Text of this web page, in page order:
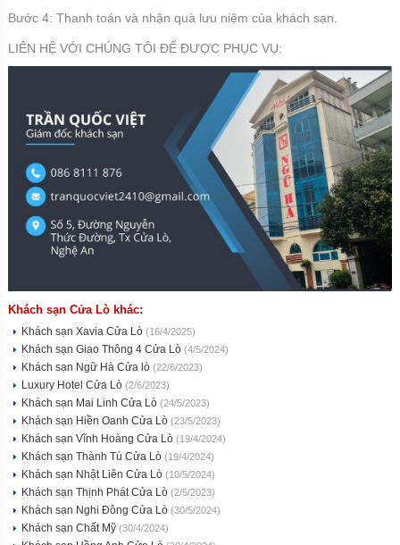
Bước 4: Thanh toán và nhận quà lưu niệm của khách sạn.
LIÊN HỆ VỚI CHÚNG TÔI ĐỂ ĐƯỢC PHỤC VỤ:
Khách sạn Cửa Lò khác:
Khách sạn Xavia Cửa Lò (16/4/2025)
Khách sạn Giao Thông 4 Cửa Lò (4/5/2024)
Khách sạn Ngữ Hà Cửa lò (22/6/2023)
Luxury Hotel Cửa Lò (2/6/2023)
Khách sạn Mai Linh Cửa Lò (24/5/2023)
Khách sạn Hiền Oanh Cửa Lò (23/5/2023)
Khách sạn Vĩnh Hoàng Cửa Lò (19/4/2024)
Khách sạn Thành Tú Cửa Lò (19/4/2024)
Khách sạn Nhật Liên Cửa Lò (10/5/2024)
Khách sạn Thịnh Phát Cửa Lò (2/5/2023)
Khách sạn Nghi Đông Cửa Lò (30/5/2024)
Khách sạn Chất Mỹ (30/4/2024)